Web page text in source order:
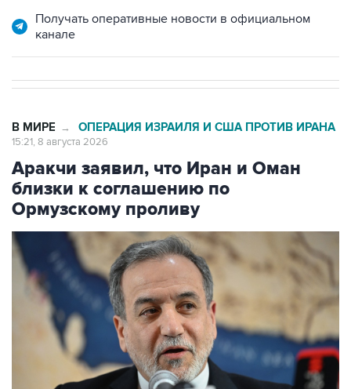
Получать оперативные новости в официальном
канале
В МИРЕ → ОПЕРАЦИЯ ИЗРАИЛЯ И США ПРОТИВ ИРАНА
15:21, 8 августа 2026
Аракчи заявил, что Иран и Оман
близки к соглашению по
Ормузскому проливу